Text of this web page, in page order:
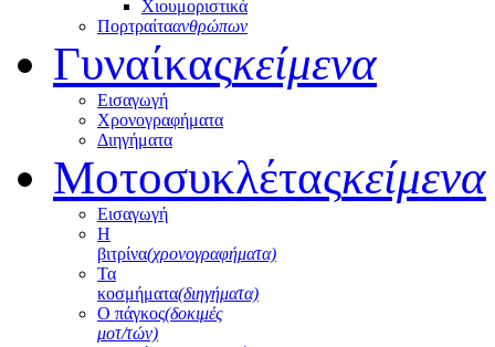
Χιουμοριστικά
Πορτραίταανθρώπων
Γυναίκαςκείμενα
Εισαγωγή
Χρονογραφήματα
Διηγήματα
Μοτοσυκλέταςκείμενα
Εισαγωγή
Η
βιτρίνα(χρονογραφήματα)
Τα
κοσμήματα(διηγήματα)
Ο πάγκος(δοκιμές
μοτ/τών)